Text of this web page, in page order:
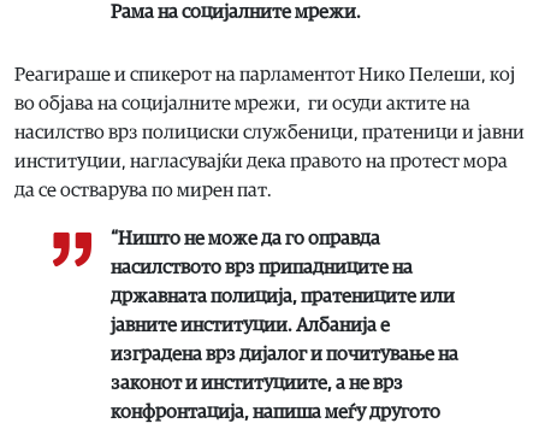
Рама на социјалните мрежи.
Реагираше и спикерот на парламентот Нико Пелеши, кој
во објава на социјалните мрежи, ги осуди актите на
насилство врз полициски службеници, пратеници и јавни
институции, нагласувајќи дека правото на протест мора
да се остварува по мирен пат.
“Ништо не може да го оправда
насилството врз припадниците на
државната полиција, пратениците или
јавните институции. Албанија е
изградена врз дијалог и почитување на
законот и институциите, а не врз
конфронтација, напиша меѓу другото